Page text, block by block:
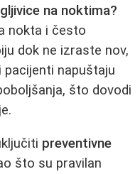
na noktima?
nokta i često
dok ne izraste nov,
napuštaju
što dovodi
preventivne
što su pravilan